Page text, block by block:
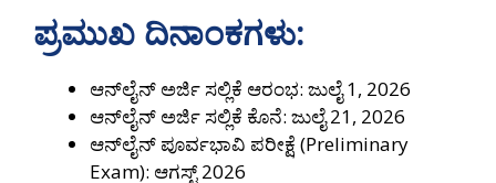
ಪ್ರಮುಖ ದಿನಾಂಕಗಳು:
ಆನ್‌ಲೈನ್ ಅರ್ಜಿ ಸಲ್ಲಿಕೆ ಆರಂಭ: ಜುಲೈ 1, 2026
ಆನ್‌ಲೈನ್ ಅರ್ಜಿ ಸಲ್ಲಿಕೆ ಕೊನೆ: ಜುಲೈ 21, 2026
ಆನ್‌ಲೈನ್ ಪೂರ್ವಭಾವಿ ಪರೀಕ್ಷೆ (Preliminary
Exam): ಆಗಸ್ಟ್ 2026